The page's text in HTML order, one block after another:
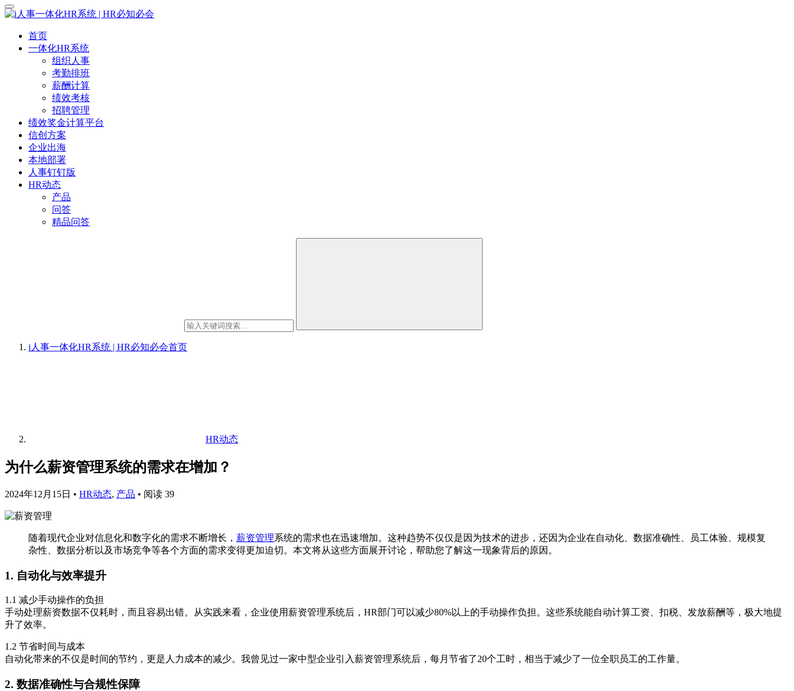
首页
一体化HR系统
组织人事
考勤排班
薪酬计算
绩效考核
招聘管理
绩效奖金计算平台
信创方案
企业出海
本地部署
人事钉钉版
HR动态
产品
问答
精品问答
i人事一体化HR系统 | HR必知必会首页
HR动态
为什么薪资管理系统的需求在增加？
2024年12月15日 • HR动态, 产品 • 阅读 39
随着现代企业对信息化和数字化的需求不断增长， 薪资管理系统的需求也在迅速增加。这种趋势不仅仅是因为技术的进步，还因为企业在自动化、数据准确性、员工体验、规模复
杂性、数据分析以及市场竞争等各个方面的需求变得更加迫切。本文将从这些方面展开讨论，帮助您了解这一现象背后的原因。
1. 自动化与效率提升
1.1 减少手动操作的负担
手动处理薪资数据不仅耗时，而且容易出错。从实践来看，企业使用薪资管理系统后，HR部门可以减少80%以上的手动操作负担。这些系统能自动计算工资、扣税、发放薪酬等，极大地提
升了效率。
1.2 节省时间与成本
自动化带来的不仅是时间的节约，更是人力成本的减少。我曾见过一家中型企业引入薪资管理系统后，每月节省了20个工时，相当于减少了一位全职员工的工作量。
2. 数据准确性与合规性保障